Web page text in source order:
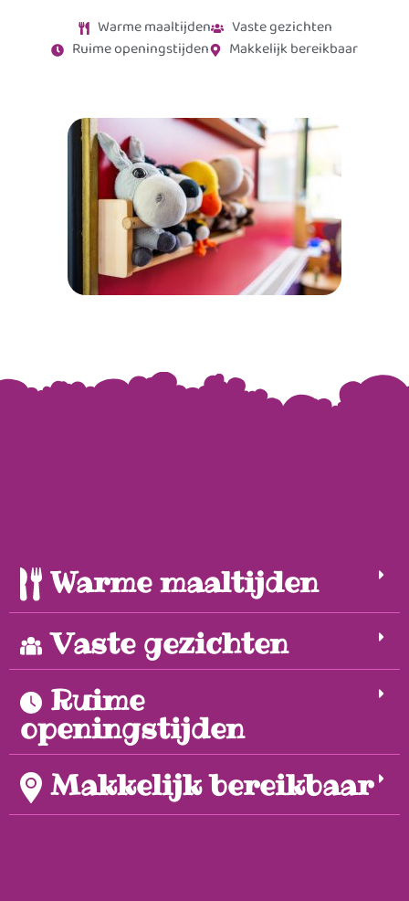
Warme maaltijden
Vaste gezichten
Ruime openingstijden
Makkelijk bereikbaar
Warme maaltijden
Vaste gezichten
Ruime
openingstijden
Makkelijk bereikbaar